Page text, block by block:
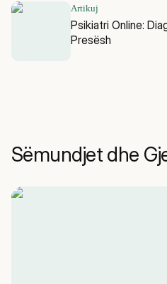
Artikuj
Psikiatri Online:
Presësh
Sëmundjet dhe